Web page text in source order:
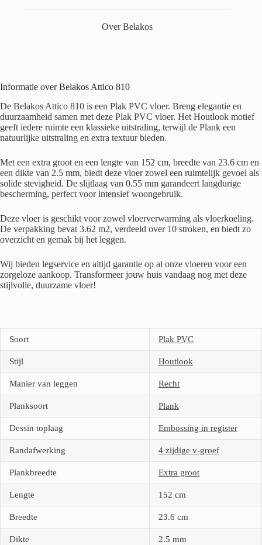
Over Belakos
Informatie over Belakos Attico 810
De Belakos Attico 810 is een Plak PVC vloer. Breng elegantie en
duurzaamheid samen met deze Plak PVC vloer. Het Houtlook motief
geeft iedere ruimte een klassieke uitstraling, terwijl de Plank een
natuurlijke uitstraling en extra textuur bieden.
Met een extra groot en een lengte van 152 cm, breedte van 23.6 cm en
een dikte van 2.5 mm, biedt deze vloer zowel een ruimtelijk gevoel als
solide stevigheid. De slijtlaag van 0.55 mm garandeert langdurige
bescherming, perfect voor intensief woongebruik.
Deze vloer is geschikt voor zowel vloerverwarming als vloerkoeling.
De verpakking bevat 3.62 m2, verdeeld over 10 stroken, en biedt zo
overzicht en gemak bij het leggen.
Wij bieden legservice en altijd garantie op al onze vloeren voor een
zorgeloze aankoop. Transformeer jouw huis vandaag nog met deze
stijlvolle, duurzame vloer!
Soort Plak PVC
Stijl Houtlook
Manier van leggen Recht
Planksoort Plank
Dessin toplaag Embossing in register
Randafwerking 4 zijdige v-groef
Plankbreedte Extra groot
Lengte 152 cm
Breedte 23.6 cm
Dikte 2.5 mm